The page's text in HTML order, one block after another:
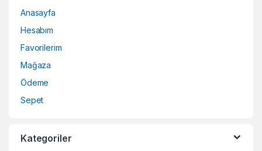
Anasayfa
Hesabım
Favorilerim
Mağaza
Ödeme
Sepet
Kategoriler